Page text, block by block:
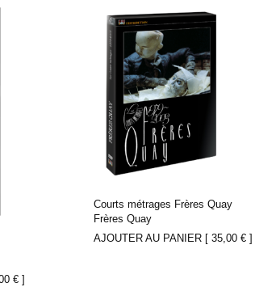
€]
Courts métrages Frères Quay
Frères Quay
AJOUTER AU PANIER [ 35,00 €]